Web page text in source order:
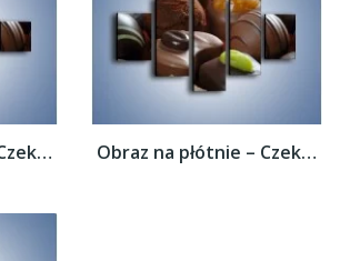
Obraz na płótnie – Czekoladowe praliny z... Obraz na płótnie – Czekoladowe praliny z...